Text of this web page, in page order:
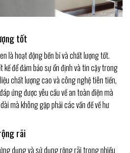
tốt
là hoạt động bền bỉ và chất lượng tốt.
để đảm bảo sự ổn định và tin cậy trong
chất lượng cao và công nghệ tiên tiến,
ứng được yêu cầu về an toàn điện mà
mà không gặp phải các vấn đề về hư
rãi
dụng và sử dụng rộng rãi trong nhiều